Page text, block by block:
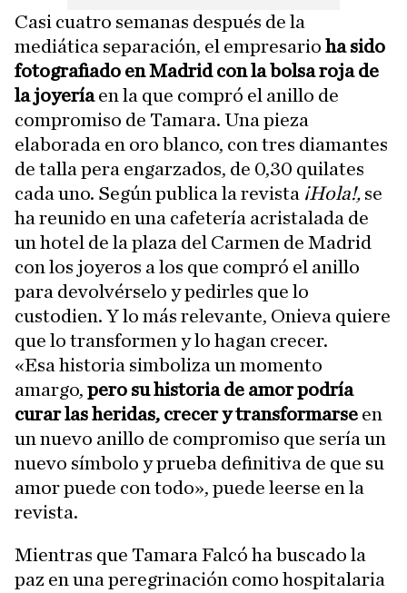
Casi cuatro semanas después de la
mediática separación, el empresario ha sido
fotografiado en Madrid con la bolsa roja de
la joyeríaen la que compró el anillo de
compromiso de Tamara. Una pieza
elaborada en oro blanco, con tres diamantes
de talla pera engarzados, de 0,30 quilates
cada uno. Según publica la revista ¡Hola!, se
ha reunido en una cafetería acristalada de
un hotel de la plaza del Carmen de Madrid
con los joyeros a los que compró el anillo
para devolvérselo y pedirles que lo
custodien. Y lo más relevante, Onieva quiere
que lo transformen y lo hagan crecer.
«Esa historia simboliza un momento
amargo, pero su historia de amor podría
curar las heridas, crecer y transformarse en
un nuevo anillo de compromiso que sería un
nuevo símbolo y prueba definitiva de que su
amor puede con todo», puede leerse en la
revista.
Mientras que Tamara Falcó ha buscado la
paz en una peregrinación como hospitalaria